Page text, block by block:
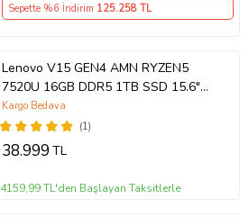
Sepette %6 İndirim 125.258TL
Lenovo V15 GEN4 AMN RYZEN5
7520U 16GB DDR5 1TB SSD 15.6"
Dos FHD Dizüstü Bilgisayar
882YU00QYTX03+ZettaÇanta
(1)
Kargo Bedava
38.999TL
4159,99 TL'den Başlayan Taksitlerle